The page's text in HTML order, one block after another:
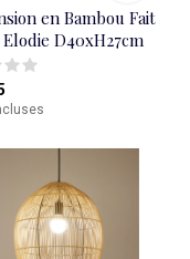
en Bambou Fait
D40xH27cm